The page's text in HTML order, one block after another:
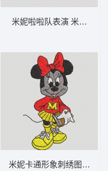
DST格式
DST格式
米妮啦啦队表演 米妮 17-
米妮卡通形象刺绣图案 米